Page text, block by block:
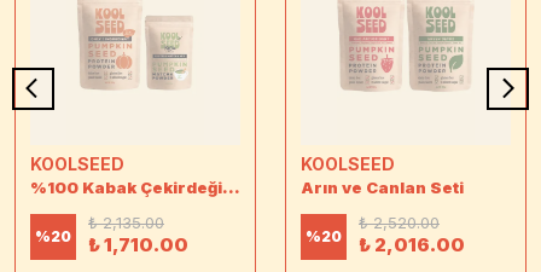
KOOLSEED
%100 Kabak Çekirdeği Protein Tozu 390 g + Protein Matcha Mix 125 g Seti
%20
₺ 2,135.00
₺ 1,710.00
KOOLSEED
Arın ve Canlan Seti
%20
₺ 2,520.00
₺ 2,016.00